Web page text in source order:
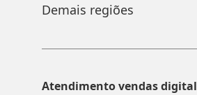
Demais regiões
Atendimento vendas digital